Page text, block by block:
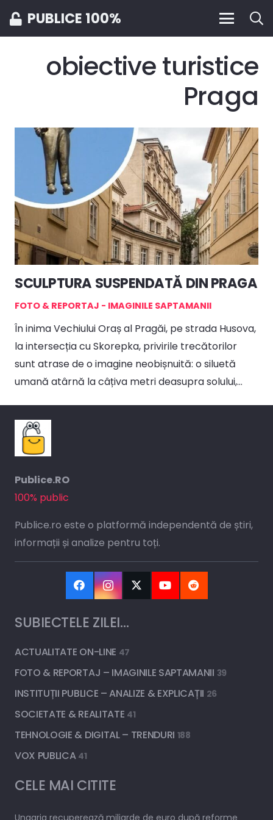
PUBLICE 100%
obiective turistice
Praga
SCULPTURA SUSPENDATĂ DIN PRAGA
FOTO & REPORTAJ - IMAGINILE SAPTAMANII
În inima Vechiului Oraș al Pragăi, pe strada Husova,
la intersecția cu Skorepka, privirile trecătorilor
sunt atrase de o imagine neobișnuită: o siluetă
umană atârnă la câțiva metri deasupra solului,…
Publice.RO
100% public
Publice.ro este o platformă independentă de știri,
informații și analize pentru toți.
SUBIECTELE ZILEI…
ACTUALITATE ON-LINE 47
FOTO & REPORTAJ – IMAGINILE SAPTAMANII 39
INSTITUȚII PUBLICE – ANALIZE & EXPLICAȚII 26
SOCIETATE & REALITATE 41
TEHNOLOGIE & DIGITAL – TRENDURI 188
VOX PUBLICA 41
CELE MAI CITITE
Ungaria recuperează miliarde de euro după reforme